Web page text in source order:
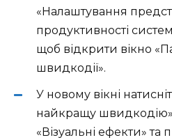
«Налаштування
продуктивності
щоб відкрити вікно
швидкодії».
У новому вікні
найкращу швидкодію»
«Візуальні ефекти» та